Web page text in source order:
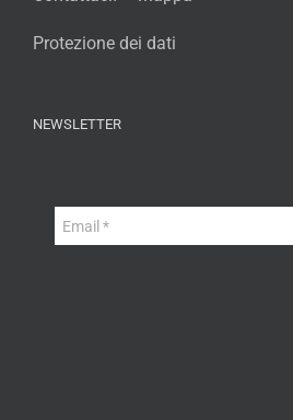
Protezione dei dati
NEWSLETTER